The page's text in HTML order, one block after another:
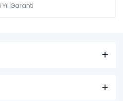
Yıl Garanti